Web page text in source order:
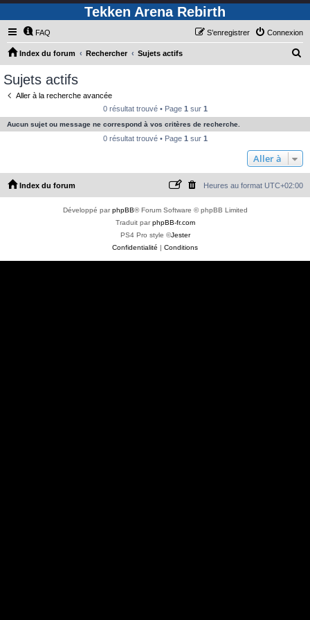
Tekken Arena Rebirth
FAQ Connexion
S’enregistrer
Index du forum Rechercher Sujets actifs
e
c
e
Sujets actifs
Aller à la recherche avancée
0 résultat trouvé • Page 1 sur 1
Aucun sujet ou message ne correspond à vos critères de recherche.
0 résultat trouvé • Page 1 sur 1
Aller à
Index du forum Heures au format UTC+02:00
Développé parphpBB® Forum Software © phpBB Limited
Traduit parphpBB-fr.com
PS4 Pro style ©Jester
Confidentialité | Conditions